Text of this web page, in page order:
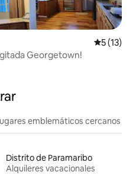
5 (13)
Georgetown!
emblemáticos cercanos
Distrito de Paramaribo
Alquileres vacacionales